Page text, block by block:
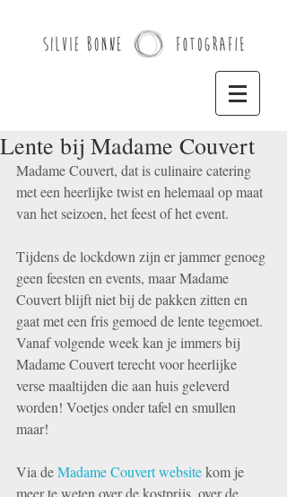
Lente bij Madame Couvert
Madame Couvert, dat is culinaire catering
met een heerlijke twist en helemaal op maat
van het seizoen, het feest of het event.
Tijdens de lockdown zijn er jammer genoeg
geen feesten en events, maar Madame
Couvert blijft niet bij de pakken zitten en
gaat met een fris gemoed de lente tegemoet.
Vanaf volgende week kan je immers bij
Madame Couvert terecht voor heerlijke
verse maaltijden die aan huis geleverd
worden! Voetjes onder tafel en smullen
maar!
Via de Madame Couvert website kom je
meer te weten over de kostprijs, over de